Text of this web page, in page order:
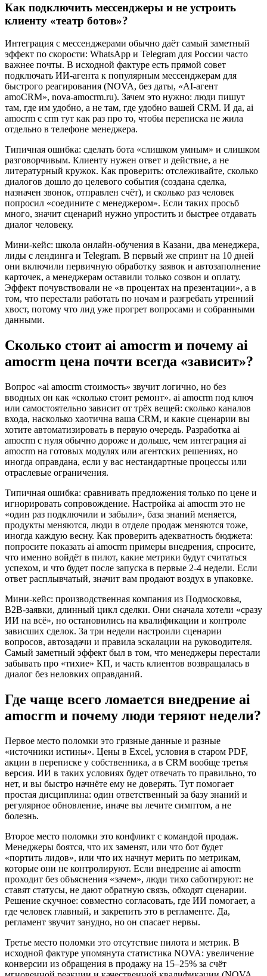
Как подключить мессенджеры и не устроить
клиенту «театр ботов»?
Интеграция с мессенджерами обычно даёт самый заметный
эффект по скорости: WhatsApp и Telegram для России часто
важнее почты. В исходной фактуре есть прямой совет
подключать ИИ-агента к популярным мессенджерам для
быстрого реагирования (NOVA, без даты, «AI-агент
amoCRM», nova-amocrm.ru). Зачем это нужно: люди пишут
там, где им удобно, а не там, где удобно вашей CRM. И да, ai
amocrm с crm тут как раз про то, чтобы переписка не жила
отдельно в телефоне менеджера.
Типичная ошибка: сделать бота «слишком умным» и слишком
разговорчивым. Клиенту нужен ответ и действие, а не
литературный кружок. Как проверить: отслеживайте, сколько
диалогов дошло до целевого события (создана сделка,
назначен звонок, отправлен счёт), и сколько раз человек
попросил «соедините с менеджером». Если таких просьб
много, значит сценарий нужно упростить и быстрее отдавать
диалог человеку.
Мини-кейс: школа онлайн-обучения в Казани, два менеджера,
лиды с лендинга и Telegram. В первый же спринт на 10 дней
они включили первичную обработку заявок и автозаполнение
карточек, а менеджерам оставили только созвон и оплату.
Эффект почувствовали не «в процентах на презентации», а в
том, что перестали работать по ночам и разгребать утренний
хвост, потому что лид уже прогрет вопросами и собранными
данными.
Сколько стоит ai amocrm и почему ai
amocrm цена почти всегда «зависит»?
Вопрос «ai amocrm стоимость» звучит логично, но без
вводных он как «сколько стоит ремонт». ai amocrm под ключ
или самостоятельно зависит от трёх вещей: сколько каналов
входа, насколько хаотична ваша CRM, и какие сценарии вы
хотите автоматизировать в первую очередь. Разработка ai
amocrm с нуля обычно дороже и дольше, чем интеграция ai
amocrm на готовых модулях или агентских решениях, но
иногда оправдана, если у вас нестандартные процессы или
отраслевые ограничения.
Типичная ошибка: сравнивать предложения только по цене и
игнорировать сопровождение. Настройка ai amocrm это не
«один раз подключили и забыли», база знаний меняется,
продукты меняются, люди в отделе продаж меняются тоже,
иногда каждую весну. Как проверить адекватность бюджета:
попросите показать ai amocrm примеры внедрения, спросите,
что именно войдёт в пилот, какие метрики будут считаться
успехом, и что будет после запуска в первые 2-4 недели. Если
ответ расплывчатый, значит вам продают воздух в упаковке.
Мини-кейс: производственная компания из Подмосковья,
B2B-заявки, длинный цикл сделки. Они сначала хотели «сразу
ИИ на всё», но остановились на квалификации и контроле
зависших сделок. За три недели настроили сценарии
вопросов, автозадачи и правила эскалации на руководителя.
Самый заметный эффект был в том, что менеджеры перестали
забывать про «тихие» КП, и часть клиентов возвращалась в
диалог без неловких оправданий.
Где чаще всего ломается внедрение ai
amocrm и почему люди теряют недели?
Первое место поломки это грязные данные и разные
«источники истины». Цены в Excel, условия в старом PDF,
акции в переписке у собственника, а в CRM вообще третья
версия. ИИ в таких условиях будет отвечать то правильно, то
нет, и вы быстро начнёте ему не доверять. Тут помогает
простая дисциплина: один ответственный за базу знаний и
регулярное обновление, иначе вы лечите симптом, а не
болезнь.
Второе место поломки это конфликт с командой продаж.
Менеджеры боятся, что их заменят, или что бот будет
«портить лидов», или что их начнут мерить по метрикам,
которые они не контролируют. Если внедрение ai amocrm
проходит без объяснения «зачем», люди тихо саботируют: не
ставят статусы, не дают обратную связь, обходят сценарии.
Решение скучное: совместно согласовать, где ИИ помогает, а
где человек главный, и закрепить это в регламенте. Да,
регламент звучит занудно, но он спасает нервы.
Третье место поломки это отсутствие пилота и метрик. В
исходной фактуре упомянута статистика NOVA: увеличение
конверсии из обращения в продажу на 15–25% за счёт